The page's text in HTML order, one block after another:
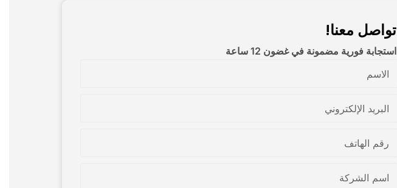
تواصل معنا!
استجابة فورية مضمونة في غضون 12 ساعة